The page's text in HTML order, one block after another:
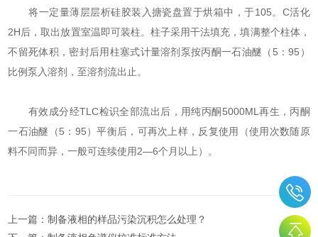
将一定量薄层层析硅胶装入搪瓷盘置于烘箱中，于105。C活化
2H后，取出放置室温即可装柱。柱子采用干法填充，填满整个柱体，
不留死体积，密封后用柱塞式计量溶剂泵按丙酮一石油醚（5：95）
比例泵入溶剂，至溶剂流出止。
有效成分经TLC检识全部流出后，用纯丙酮5000ML再生，丙酮
一石油醚（5：95）平衡后，可再次上样，反复使用（使用次数随原
料不同而异，一般可连续使用2—6个月以上）。
上一篇：制备液相的样品污染沉积怎么处理？